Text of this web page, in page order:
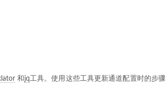
和 jq工具。使用这些工具更新通道配置时的步骤